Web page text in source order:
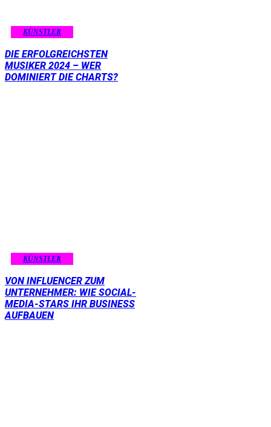
KÜNSTLER
DIE ERFOLGREICHSTEN
MUSIKER 2024 – WER
DOMINIERT DIE CHARTS?
KÜNSTLER
VON INFLUENCER ZUM
UNTERNEHMER: WIE SOCIAL-
MEDIA-STARS IHR BUSINESS
AUFBAUEN